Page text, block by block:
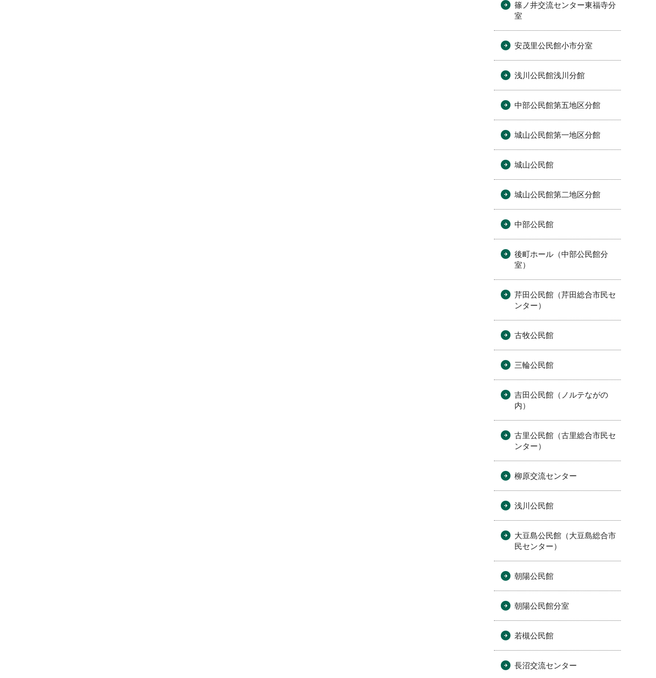
篠ノ井交流センター東福寺分
室
安茂里公民館小市分室
浅川公民館浅川分館
中部公民館第五地区分館
城山公民館第一地区分館
城山公民館
城山公民館第二地区分館
中部公民館
後町ホール（中部公民館分
室）
芹田公民館（芹田総合市民セ
ンター）
古牧公民館
三輪公民館
吉田公民館（ノルテながの
内）
古里公民館（古里総合市民セ
ンター）
柳原交流センター
浅川公民館
大豆島公民館（大豆島総合市
民センター）
朝陽公民館
朝陽公民館分室
若槻公民館
長沼交流センター